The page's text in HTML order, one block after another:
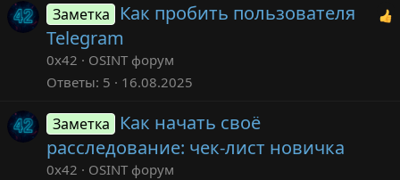
Заметка
Как пробить пользователя
Telegram
0x42
OSINT форум
Ответы 5 16.08.2025
Заметка
Как начать своё
расследование: чек-лист новичка
0x42
OSINT форум